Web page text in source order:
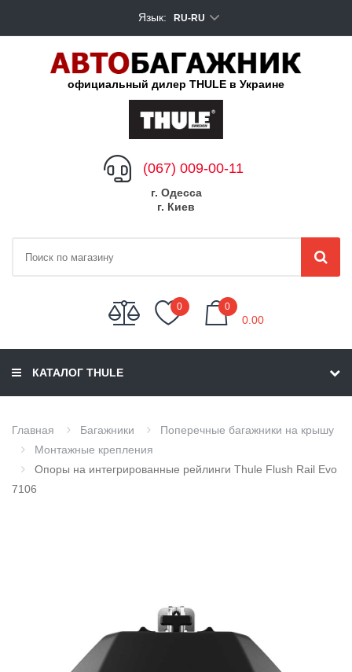
Язык: RU-RU
официальный дилер THULE в Украине
(067) 009-00-11
г. Одесса
г. Киев
0 0
0.00
КАТАЛОГ THULE
Главная Багажники
Поперечные багажники на крышу
Монтажные крепления
Опоры на интегрированные рейлинги Thule Flush Rail Evo
7106